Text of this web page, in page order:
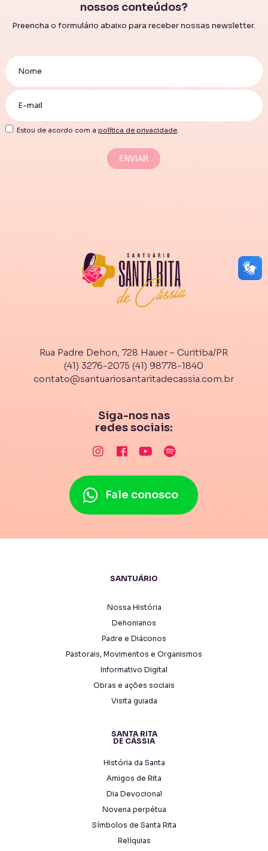
nossos conteúdos?
Preencha o formulário abaixo para receber nossas newsletter.
Estou de acordo com a política de privacidade.
Rua Padre Dehon, 728 Hauer – Curitiba/PR
(41) 3276-2075 (41) 98778-1840
contato@santuariosantaritadecassia.com.br
Siga-nos nas
redes sociais:
Fale conosco
SANTUÁRIO
Nossa História
Dehonianos
Padre e Diáconos
Pastorais, Movimentos e Organismos
Informativo Digital
Obras e ações sociais
Visita guiada
SANTA RITA
DE CÁSSIA
História da Santa
Amigos de Rita
Dia Devocional
Novena perpétua
Símbolos de Santa Rita
Relíquias